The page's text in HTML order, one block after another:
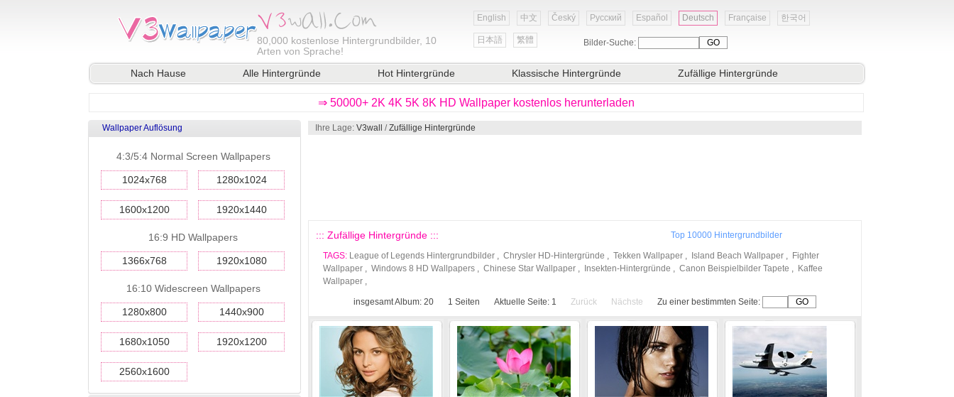
80,000 kostenlose Hintergrundbilder, 10
Arten von Sprache!
English 中文 Český Русский Español Deutsch Française 한국어
日本語 繁體 Bilder-Suche:
Nach Hause Alle Hintergründe Hot Hintergründe Klassische Hintergründe Zufällige Hintergründe
⇒ 50000+ 2K 4K 5K 8K HD Wallpaper kostenlos herunterladen
Wallpaper Auflösung
4:3/5:4 Normal Screen Wallpapers
1024x768 1280x1024
1600x1200 1920x1440
16:9 HD Wallpapers
1366x768 1920x1080
16:10 Widescreen Wallpapers
1280x800 1440x900
1680x1050 1920x1200
2560x1600
Ihre Lage: V3wall /Zufällige Hintergründe
Top 10000 Hintergrundbilder
::: Zufällige Hintergründe :::
TAGS: League of Legends Hintergrundbilder , Chrysler HD-Hintergründe , Tekken Wallpaper , Island Beach Wallpaper , Fighter
Wallpaper , Windows 8 HD Wallpapers , Chinese Star Wallpaper , Insekten-Hintergründe , Canon Beispielbilder Tapete , Kaffee
Wallpaper ,
insgesamt Album: 20 1 Seiten Aktuelle Seite: 1 Zurück Nächste Zu einer bestimmten Seite: